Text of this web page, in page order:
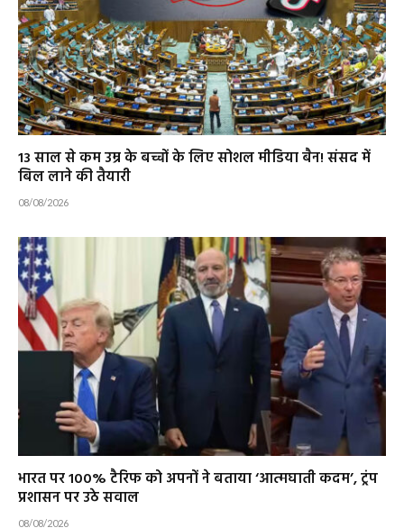
13 साल से कम उम्र के बच्चों के लिए सोशल मीडिया बैन! संसद में
बिल लाने की तैयारी
08/08/2026
भारत पर 100% टैरिफ को अपनों ने बताया ‘आत्मघाती कदम’, ट्रंप
प्रशासन पर उठे सवाल
08/08/2026